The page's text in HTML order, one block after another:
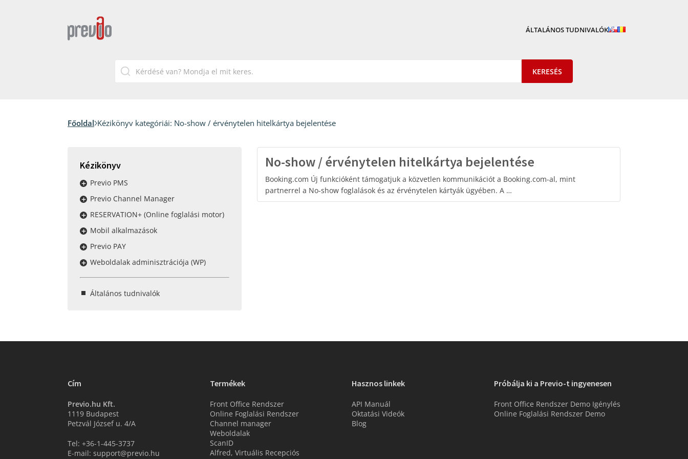
ÁLTALÁNOS TUDNIVALÓK
Főoldal Kézikönyv kategóriái: No-show / érvénytelen hitelkártya bejelentése
Kézikönyv
Previo PMS
Previo Channel Manager
RESERVATION+ (Online foglalási motor)
Mobil alkalmazások
Previo PAY
Weboldalak adminisztrációja (WP)
Általános tudnivalók
No-show / érvénytelen hitelkártya bejelentése
Booking.com Új funkcióként támogatjuk a közvetlen kommunikációt a Booking.com-al, mint
partnerrel a No-show foglalások és az érvénytelen kártyák ügyében. A …
Cím
Previo.hu Kft.
1119 Budapest
Petzvál József u. 4/A
Tel: +36-1-445-3737
E-mail: support@previo.hu
Termékek
Front Office Rendszer
Online Foglalási Rendszer
Channel manager
Weboldalak
ScanID
Alfred, Virtuális Recepciós
Hasznos linkek
API Manuál
Oktatási Videók
Blog
Próbálja ki a Previo-t ingyenesen
Front Office Rendszer Demo Igénylés
Online Foglalási Rendszer Demo